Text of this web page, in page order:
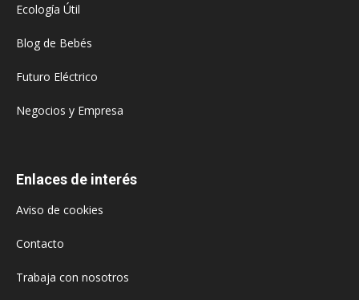
Ecología Útil
Blog de Bebés
Futuro Eléctrico
Negocios y Empresa
Enlaces de interés
Aviso de cookies
Contacto
Trabaja con nosotros